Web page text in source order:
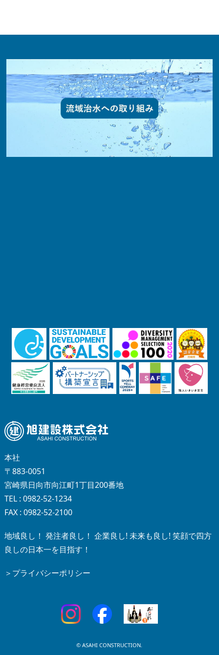
本社
〒883-0051
宮崎県日向市向江町1丁目200番地
TEL : 0982-52-1234
FAX : 0982-52-2100
地域良し！ 発注者良し！ 企業良し! 未来も良し! 笑顔で四方
良しの日本一を目指す！
＞プライバシーポリシー
© ASAHI CONSTRUCTION.